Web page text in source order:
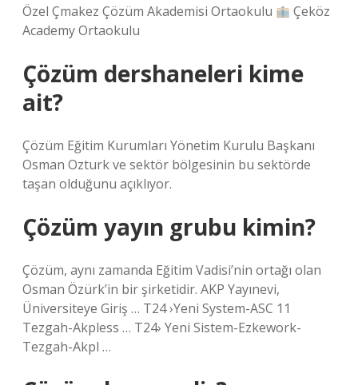
Özel Çmakez Çözüm Akademisi Ortaokulu
Çeköz
Academy Ortaokulu
Çözüm dershaneleri kime
ait?
Çözüm Eğitim Kurumları Yönetim Kurulu Başkanı
Osman Ozturk ve sektör bölgesinin bu sektörde
taşan olduğunu açıklıyor.
Çözüm yayın grubu kimin?
Çözüm, aynı zamanda Eğitim Vadisi’nin ortağı olan
Osman Özürk’in bir şirketidir. AKP Yayınevi,
Üniversiteye Giriş … T24 ›Yeni System-ASC 11
Tezgah-Akpless … T24› Yeni Sistem-Ezkework-
Tezgah-Akpl …